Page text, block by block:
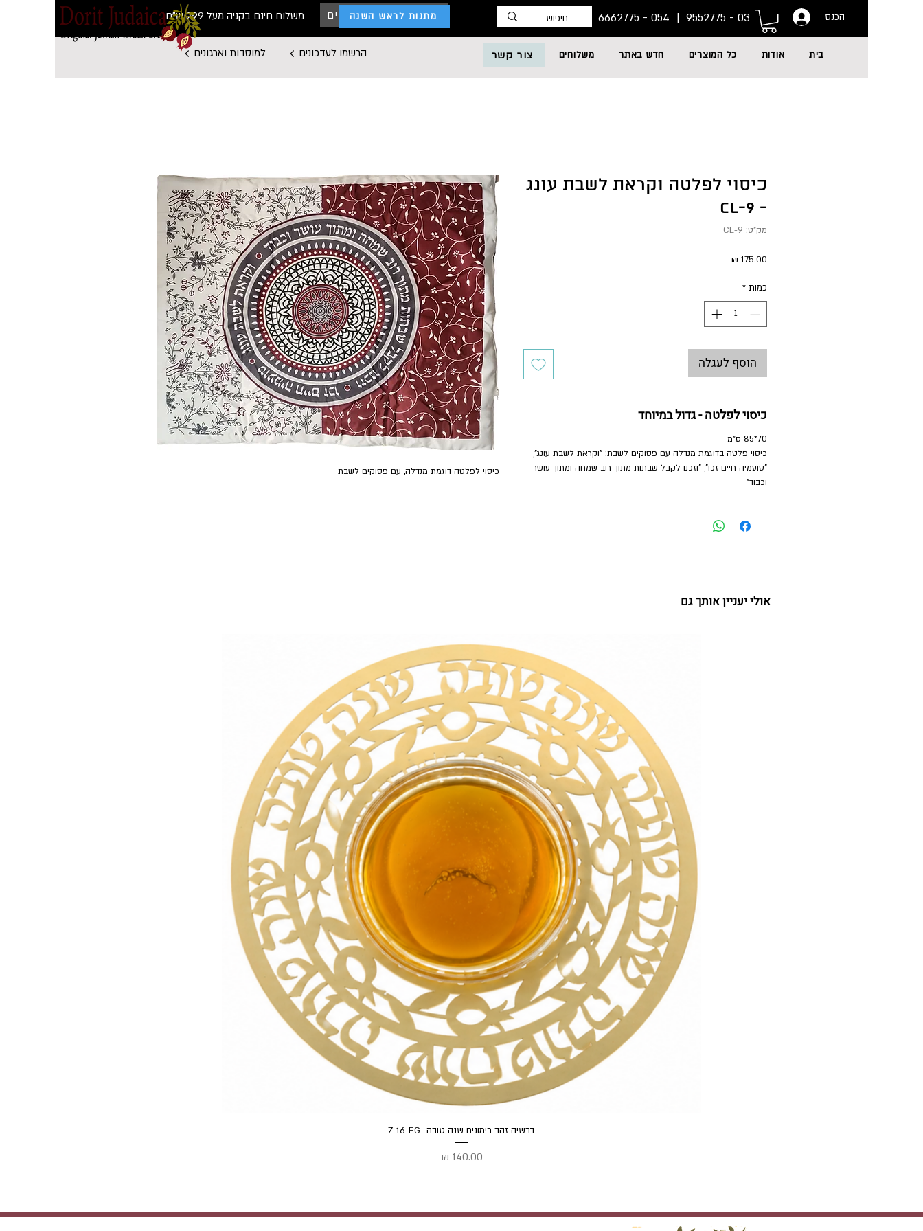
כניסת לקוחות עסקיים משלוח חינם בקניה מעל 299 ש"ח הכנס 03 - 9552775 | מתנות לראש השנה
הרשמו לעדכונים למוסדות וארגונים בית אודות כל המוצרים חדש באתר משלוחים צור קשר
כיסוי לפלטה דוגמת מנדלה, עם פסוקים לשבת
כיסוי לפלטה וקראת לשבת עונג
- CL-9
מק"ט: CL-9
מחיר
כמות *
הוסף לעגלה
כיסוי לפלטה - גדול במיוחד
70*85 ס"מ
כיסוי פלטה בדוגמת מנדלה עם פסוקים לשבת: "וקראת לשבת עונג",
"טועמיה חיים זכו", "וזכנו לקבל שבתות מתוך רוב שמחה ומתוך עושר
וכבוד"
אולי יעניין אותך גם
תצוגה מהירה
דבשיה זהב רימונים שנה טובה- Z-16-EG
מחיר